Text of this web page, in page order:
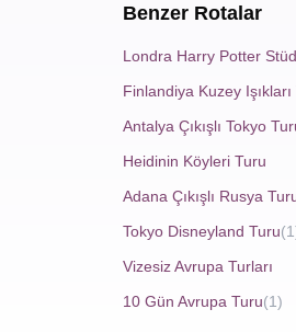
gururla giyilir ve
Seyahatinizden
birçok konaklama
olacaktır.
İskoçya Viski Turları
yapımı, İskoçya'nın
Benzer Rotalar
Londra Harry Potter
Finlandiya Kuzey Işıkları
Antalya Çıkışlı Tokyo
Heidinin Köyleri Turu
Adana Çıkışlı Rusya
Tokyo Disneyland Turu
Vizesiz Avrupa Turları
10 Gün Avrupa Turu(1)